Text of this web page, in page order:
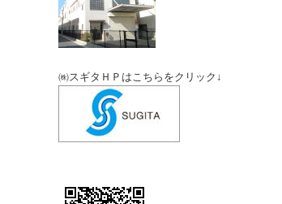
㈱スギタＨＰはこちらをクリック↓